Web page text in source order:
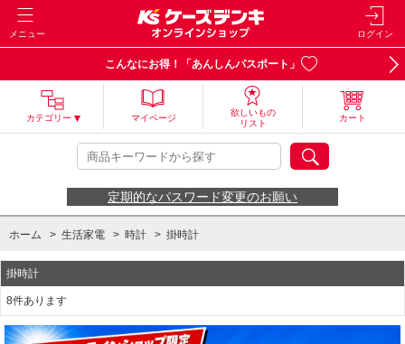
メニュー ログイン
こんなにお得！「あんしんパスポート」
カテゴリー マイページ
欲しいもの
リスト
カート
定期的なパスワード変更のお願い
ホーム > 生活家電 > 時計 > 掛時計
掛時計
8件あります